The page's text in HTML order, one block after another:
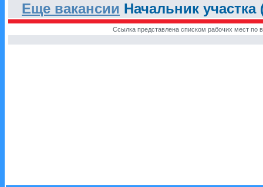
Еще вакансии Начальник
Ссылка представлена списком рабочих мест по